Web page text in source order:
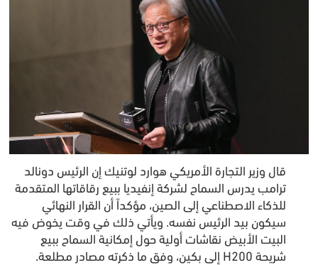
قال وزير التجارة الأمريكي هوارد لوتنيك إن الرئيس دونالد
ترامب يدرس السماح لشركة إنفيديا ببيع رقاقاتها المتقدمة
للذكاء الاصطناعي إلى الصين، مؤكداً أن القرار النهائي
سيكون بيد الرئيس نفسه. ويأتي ذلك في وقت يخوض فيه
البيت الأبيض نقاشات أولية حول إمكانية السماح ببيع
شريحة H200 إلى بكين، وفق ما ذكرته مصادر مطلعة.